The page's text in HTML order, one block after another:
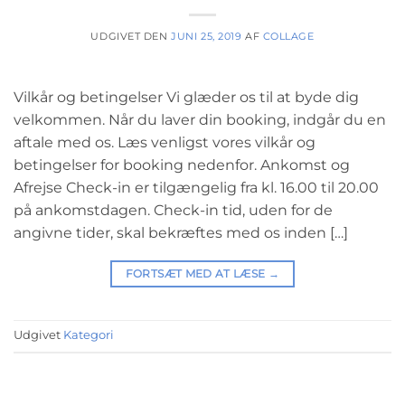
UDGIVET DENJUNI 25, 2019 AF COLLAGE
Vilkår og betingelser Vi glæder os til at byde dig
velkommen. Når du laver din booking, indgår du en
aftale med os. Læs venligst vores vilkår og
betingelser for booking nedenfor. Ankomst og
Afrejse Check-in er tilgængelig fra kl. 16.00 til 20.00
på ankomstdagen. Check-in tid, uden for de
angivne tider, skal bekræftes med os inden […]
FORTSÆT MED AT LÆSE →
Udgivet Kategori